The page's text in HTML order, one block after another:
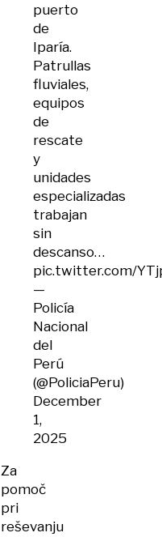
puerto
de
Iparía.
Patrullas
fluviales,
equipos
de
rescate
y
unidades
especializadas
trabajan
sin
descanso…
pic.twitter.com/
—
Policía
Nacional
del
Perú
(@PoliciaPeru)
December
1,
2025
Za
pomoč
pri
reševanju